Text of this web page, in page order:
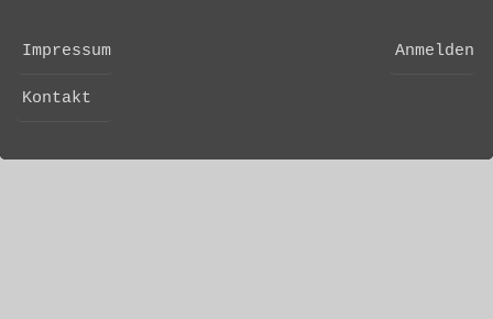
FOOTER
Impressum
Kontakt
USER
Anmelden